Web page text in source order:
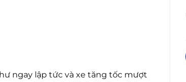
ngay lập tức và xe tăng tốc mượt